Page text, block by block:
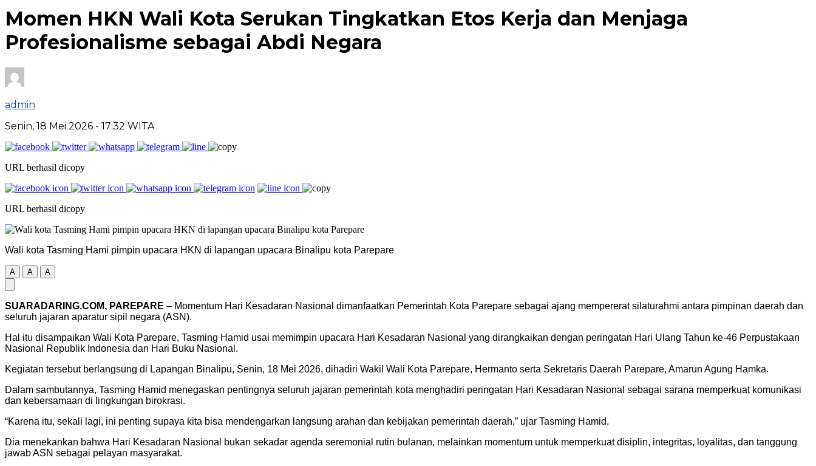
Momen HKN Wali Kota Serukan Tingkatkan Etos Kerja dan Menjaga
Profesionalisme sebagai Abdi Negara
admin
Senin, 18 Mei 2026 - 17:32 WITA
URL berhasil dicopy
URL berhasil dicopy
Wali kota Tasming Hami pimpin upacara HKN di lapangan upacara Binalipu kota Parepare
A A A
SUARADARING.COM, PAREPARE – Momentum Hari Kesadaran Nasional dimanfaatkan Pemerintah Kota Parepare sebagai ajang mempererat silaturahmi antara pimpinan daerah dan
seluruh jajaran aparatur sipil negara (ASN).
Hal itu disampaikan Wali Kota Parepare, Tasming Hamid usai memimpin upacara Hari Kesadaran Nasional yang dirangkaikan dengan peringatan Hari Ulang Tahun ke-46 Perpustakaan
Nasional Republik Indonesia dan Hari Buku Nasional.
Kegiatan tersebut berlangsung di Lapangan Binalipu, Senin, 18 Mei 2026, dihadiri Wakil Wali Kota Parepare, Hermanto serta Sekretaris Daerah Parepare, Amarun Agung Hamka.
Dalam sambutannya, Tasming Hamid menegaskan pentingnya seluruh jajaran pemerintah kota menghadiri peringatan Hari Kesadaran Nasional sebagai sarana memperkuat komunikasi
dan kebersamaan di lingkungan birokrasi.
“Karena itu, sekali lagi, ini penting supaya kita bisa mendengarkan langsung arahan dan kebijakan pemerintah daerah,” ujar Tasming Hamid.
Dia menekankan bahwa Hari Kesadaran Nasional bukan sekadar agenda seremonial rutin bulanan, melainkan momentum untuk memperkuat disiplin, integritas, loyalitas, dan tanggung
jawab ASN sebagai pelayan masyarakat.